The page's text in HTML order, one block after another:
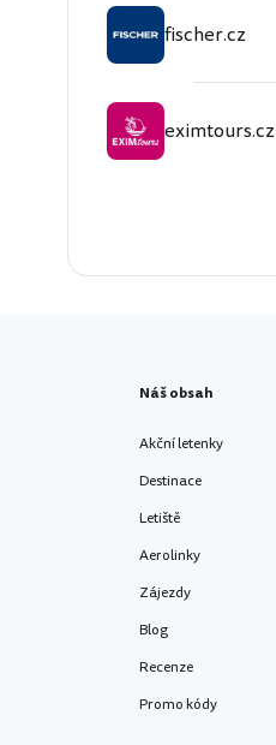
fischer.cz
eximtours.cz
Náš obsah
Akční letenky
Destinace
Letiště
Aerolinky
Zájezdy
Blog
Recenze
Promo kódy